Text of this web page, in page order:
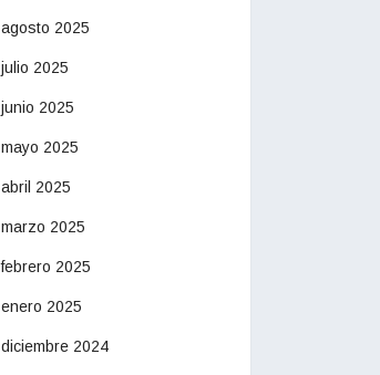
agosto 2025
julio 2025
junio 2025
mayo 2025
abril 2025
marzo 2025
febrero 2025
enero 2025
diciembre 2024